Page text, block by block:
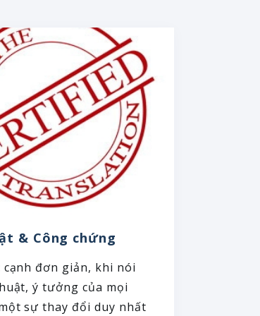
& Công chứng
cạnh đơn giản, khi nói
ý tưởng của mọi
sự thay đổi duy nhất